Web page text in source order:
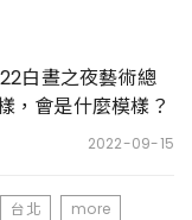
白晝之夜藝術總
，會是什麼模樣？
2022-09-15
台北 more